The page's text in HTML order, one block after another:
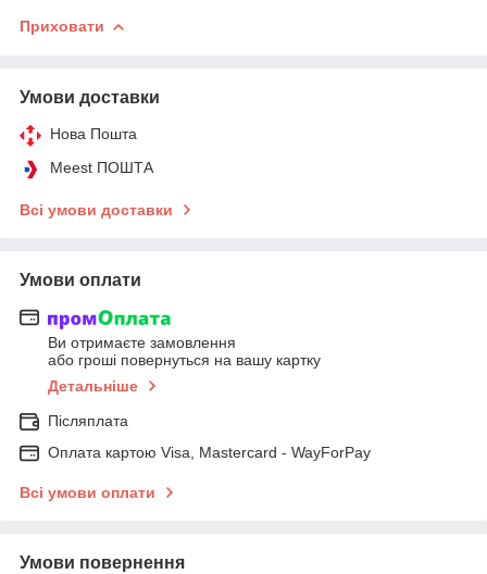
Приховати
Умови доставки
Нова Пошта
Meest ПОШТА
Всі умови доставки
Умови оплати
Ви отримаєте замовлення
або гроші повернуться на вашу картку
Детальніше
Післяплата
Оплата картою Visa, Mastercard - WayForPay
Всі умови оплати
Умови повернення